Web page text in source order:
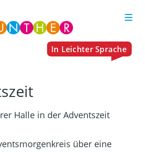
Halle in der Adventszeit
über eine